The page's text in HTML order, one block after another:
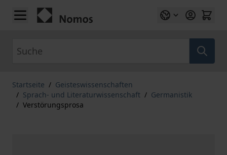
Zum Inhalt springen
Startseite / Geisteswissenschaften
/ Sprach- und Literaturwissenschaft / Germanistik
/ Verstörungsprosa